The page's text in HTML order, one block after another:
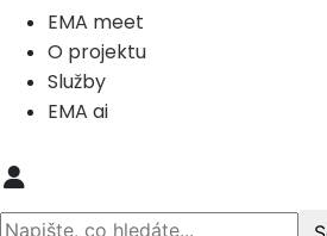
EMA meet
O projektu
Služby
EMA ai